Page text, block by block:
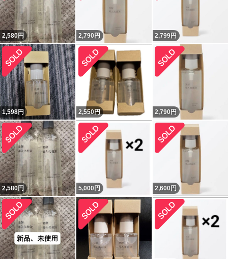
2,580円 2,790 円 2,799円
1,598円 2,550円 2,790 円
2,580円 5,000 円 2,600 円